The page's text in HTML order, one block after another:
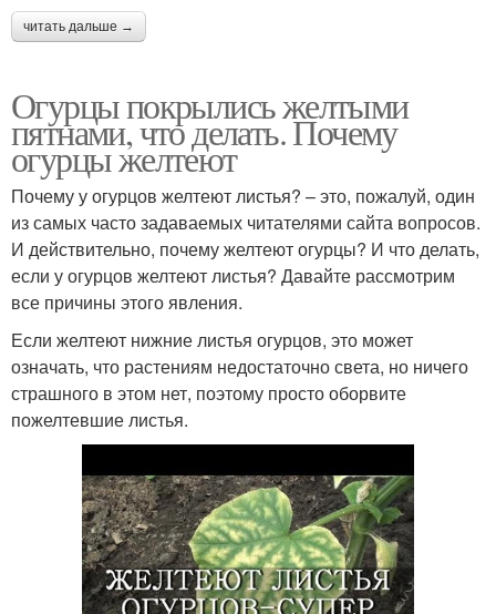
читать дальше →
Огурцы покрылись желтыми
пятнами, что делать. Почему
огурцы желтеют
Почему у огурцов желтеют листья? – это, пожалуй, один
из самых часто задаваемых читателями сайта вопросов.
И действительно, почему желтеют огурцы? И что делать,
если у огурцов желтеют листья? Давайте рассмотрим
все причины этого явления.
Если желтеют нижние листья огурцов, это может
означать, что растениям недостаточно света, но ничего
страшного в этом нет, поэтому просто оборвите
пожелтевшие листья.